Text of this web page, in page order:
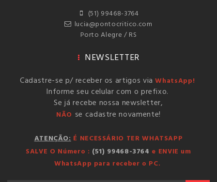
(51) 99468-3764
lucia@pontocritico.com
Porto Alegre / RS
NEWSLETTER
Cadastre-se p/ receber os artigos via WhatsApp!
Informe seu celular com o prefixo.
Se já recebe nossa newsletter,
NÃO se cadastre novamente!
ATENÇÃO:É NECESSÁRIO TER WHATSAPP
SALVE O Número : (51) 99468-3764 e ENVIE um
WhatsApp para receber o PC.